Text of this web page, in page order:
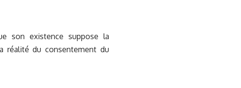
son existence suppose la
réalité du consentement du